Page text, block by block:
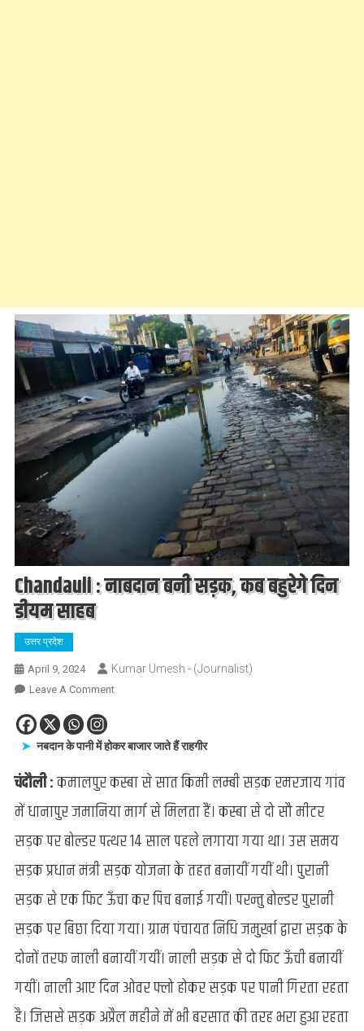
Chandauli : नाबदान बनी सड़क, कब बहुरेगे दिन
डीयम साहब
उत्तर प्रदेश
April 9, 2024 Kumar Umesh - (Journalist)
Leave A CommentOn
नाबदान
सड़क,
बहुरेगे
दिन
साहब
नबदान के पानी में होकर बाजार जाते हैं राहगीर
चंदौली :कमालपुर कस्बा से सात किमी लम्बी सड़क रमरजाय गांव
में धानापुर जमानिया मार्ग से मिलता हैं। कस्बा से दो सौ मीटर
सड़क पर बोल्डर पत्थर 14 साल पहले लगाया गया था। उस समय
सड़क प्रधान मंत्री सड़क योजना के तहत बनायीं गयीं थी। पुरानी
सड़क से एक फिट ऊँचा कर पिच बनाई गयीं। परन्तु बोल्डर पुरानी
सड़क पर बिछा दिया गया। ग्राम पंचायत निधि जमुर्खा द्वारा सड़क के
दोनों तरफ नाली बनायीं गयीं। नाली सड़क से दो फिट ऊँची बनायीं
गयीं। नाली आए दिन ओवर फ्लो होकर सड़क पर पानी गिरता रहता
है। जिससे सड़क अप्रैल महीने में भी बरसात की तरह भरा हुआ रहता